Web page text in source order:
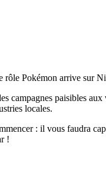
rôle Pokémon arrive sur
campagnes paisibles
locales.
: il vous faudra
!